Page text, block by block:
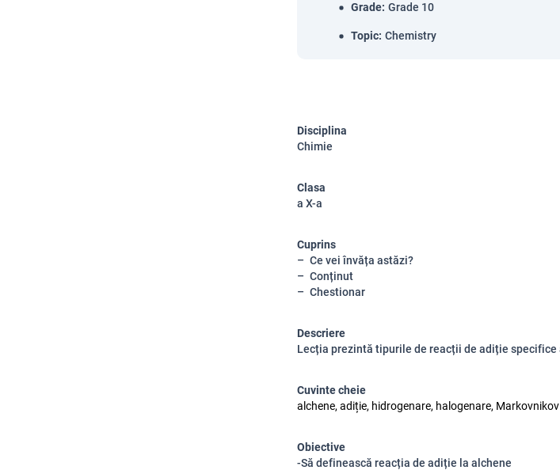
Grade: Grade 10
Topic: Chemistry
Disciplina
Chimie
Clasa
a X-a
Cuprins
Ce vei învăța astăzi?
Conținut
Chestionar
Descriere
Lecția prezintă tipurile de reacții de adiție specifice
Cuvinte cheie
alchene, adiție, hidrogenare, halogenare, Markovnikov
Obiective
-Să definească reacția de adiție la alchene